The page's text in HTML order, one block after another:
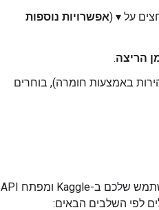
אפשרויות נוספות
הריצה.
באמצעות חומרה), בוחרים